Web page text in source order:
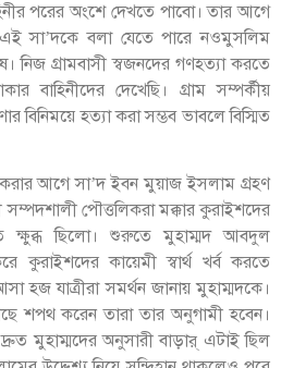
পরের অংশে দেখতে পাবো। তার আগে
সা’দকে বলা যেতে পারে নওমুসলিম
নিজ গ্রামবাসী স্বজনদের গণহত্যা করতে
বাহিনীদের দেখেছি। গ্রাম সম্পর্কীয়
বিনিময়ে হত্যা করা সম্ভব ভাবলে বিস্মিত
করার আগে সা’দ ইবন মুয়াজ ইসলাম গ্রহণ
সম্পদশালী পৌত্তলিকরা মক্কার কুরাইশদের
ক্ষুব্ধ ছিলো। শুরুতে মুহাম্মদ আবদুল
কুরাইশদের কায়েমী স্বার্থ খর্ব করতে
হজ যাত্রীরা সমর্থন জানায় মুহাম্মদকে।
শপথ করেন তারা তার অনুগামী হবেন।
মুহাম্মদের অনুসারী বাড়ার্ এটাই ছিল